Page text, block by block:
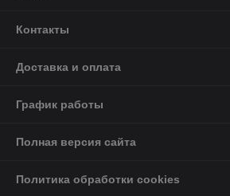
Контакты
Доставка и оплата
График работы
Полная версия сайта
Политика обработки cookies